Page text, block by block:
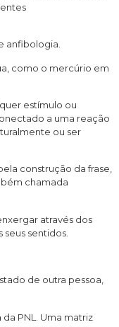
anfibologia.
como o mercúrio em
estímulo ou
a uma reação
ou ser
construção da frase,
chamada
através dos
sentidos.
de outra pessoa,
PNL. Uma matriz